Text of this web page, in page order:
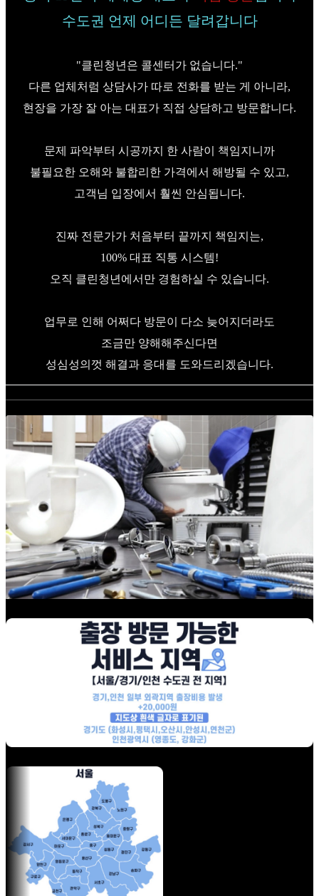
수도권 언제 어디든 달려갑니다
"클린청년은 콜센터가 없습니다."
다른 업체처럼 상담사가 따로 전화를 받는 게 아니라,
현장을 가장 잘 아는 대표가 직접 상담하고 방문합니다.
문제 파악부터 시공까지 한 사람이 책임지니까
불필요한 오해와 불합리한 가격에서 해방될 수 있고,
고객님 입장에서 훨씬 안심됩니다.
진짜 전문가가 처음부터 끝까지 책임지는,
100% 대표 직통 시스템!
오직 클린청년에서만 경험하실 수 있습니다.
업무로 인해 어쩌다 방문이 다소 늦어지더라도
조금만 양해해주신다면
성심성의껏 해결과 응대를 도와드리겠습니다.